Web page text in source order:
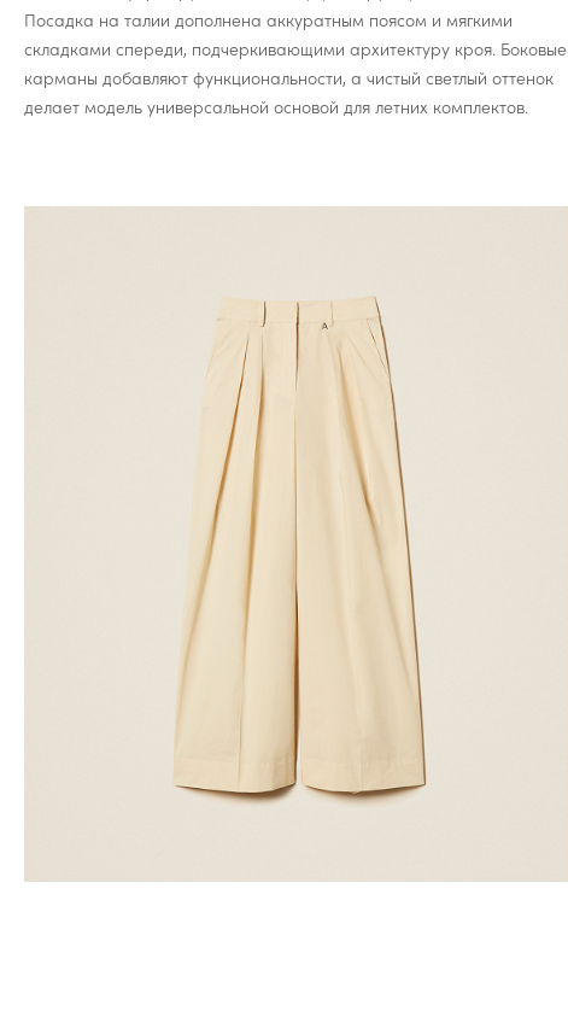
Посадка на талии дополнена аккуратным поясом и мягкими
складками спереди, подчеркивающими архитектуру кроя. Боковые
карманы добавляют функциональности, а чистый светлый оттенок
делает модель универсальной основой для летних комплектов.